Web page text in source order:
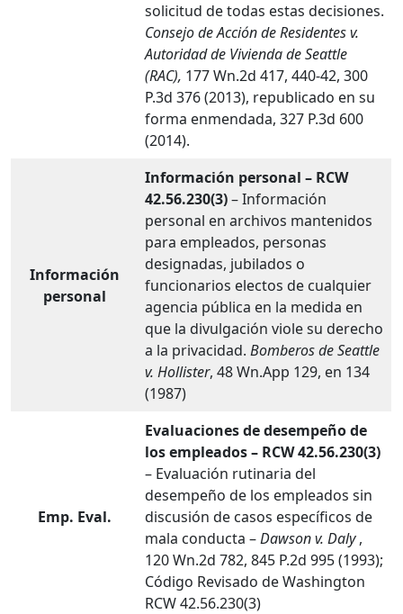
solicitud de todas estas decisiones.
Consejo de Acción de Residentes v.
Autoridad de Vivienda de Seattle
(RAC), 177 Wn.2d 417, 440-42, 300
P.3d 376 (2013), republicado en su
forma enmendada, 327 P.3d 600
(2014).
Información
personal
Información personal – RCW
42.56.230(3)– Información
personal en archivos mantenidos
para empleados, personas
designadas, jubilados o
funcionarios electos de cualquier
agencia pública en la medida en
que la divulgación viole su derecho
a la privacidad. Bomberos de Seattle
v. Hollister, 48 Wn.App 129, en 134
(1987)
Emp. Eval.
Evaluaciones de desempeño de
los empleados – RCW 42.56.230(3)
– Evaluación rutinaria del
desempeño de los empleados sin
discusión de casos específicos de
mala conducta –Dawson v. Daly,
120 Wn.2d 782, 845 P.2d 995 (1993);
Código Revisado de Washington
RCW 42.56.230(3)